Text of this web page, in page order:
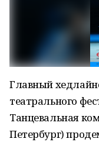
Главный
театрального
Танцевальная
Петербург)